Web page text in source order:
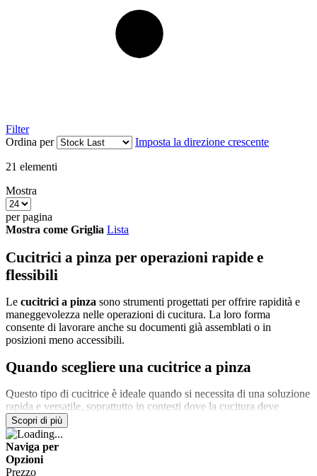
Filter
Ordina per
Imposta la direzione crescente
21 elementi
Mostra
per pagina
Mostra come Griglia Lista
Cucitrici a pinza per operazioni rapide e
flessibili
Le cucitrici a pinza sono strumenti progettati per offrire rapidità e
maneggevolezza nelle operazioni di cucitura. La loro forma
consente di lavorare anche su documenti già assemblati o in
posizioni meno accessibili.
Quando scegliere una cucitrice a pinza
Questo tipo di cucitrice è ideale quando si necessita di una soluzione
rapida e versatile, soprattutto in contesti dove la cucitura deve
avvenire su fascicoli spessi o già strutturati.
Utilizzo in uffici e ambienti operativi
In ufficio, le cucitrici a pinza vengono spesso utilizzate per interventi
Scopri di più
Naviga per
Opzioni
Prezzo